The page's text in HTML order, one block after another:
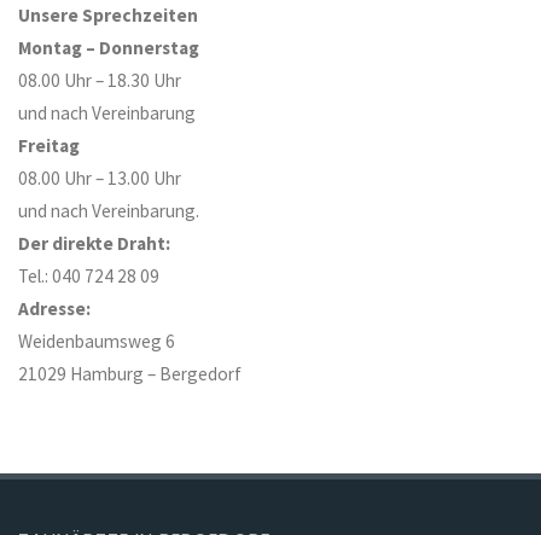
Unsere Sprechzeiten
Montag – Donnerstag
08.00 Uhr – 18.30 Uhr
und nach Vereinbarung
Freitag
08.00 Uhr – 13.00 Uhr
und nach Vereinbarung.
Der direkte Draht:
Tel.: 040 724 28 09
Adresse:
Weidenbaumsweg 6
21029 Hamburg – Bergedorf